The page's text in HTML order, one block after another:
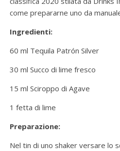
come prepararne uno da
Ingredienti:
60 ml Tequila Patrón Silver
30 ml Succo di lime fresco
15 ml Sciroppo di Agave
1 fetta di lime
Preparazione:
Nel tin di uno shaker versare lo